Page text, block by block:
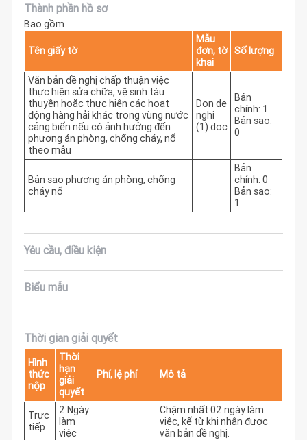
Thành phần hồ sơ
Bao gồm
Tên giấy tờ
Mẫu
đơn, tờ
khai
Số lượng
Văn bản đề nghị chấp thuận việc
thực hiện sửa chữa, vệ sinh tàu
thuyền hoặc thực hiện các hoạt
động hàng hải khác trong vùng nước
cảng biển nếu có ảnh hưởng đến
phương án phòng, chống cháy, nổ
theo mẫu
Don de
nghi
(1).doc
Bản
chính: 1
Bản sao:
0
Bản sao phương án phòng, chống
cháy nổ
Bản
chính: 0
Bản sao:
1
Yêu cầu, điều kiện
Biểu mẫu
Thời gian giải quyết
Hình
thức
nộp
Thời
hạn
giải
quyết
Phí, lệ phí Mô tả
Trực
tiếp
2 Ngày
làm
việc
Chậm nhất 02 ngày làm
việc, kể từ khi nhận được
văn bản đề nghị.